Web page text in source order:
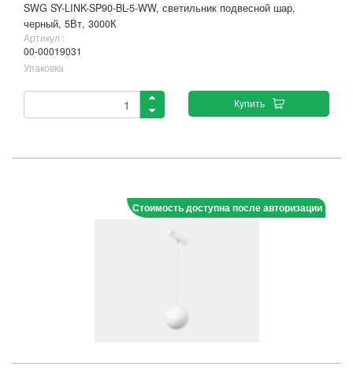
SWG SY-LINK-SP90-BL-5-WW, светильник подвесной шар,
черный, 5Вт, 3000К
Артикул :
00-00019031
Упаковка
Купить
Стоимость доступна после авторизации